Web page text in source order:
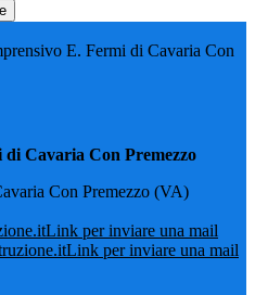
E. Fermi di Cavaria Con
Cavaria Con Premezzo
Con Premezzo (VA)
Link per inviare una mail
Link per inviare una mail